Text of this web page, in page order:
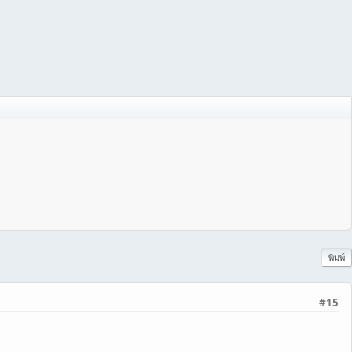
พิมพ์
#15